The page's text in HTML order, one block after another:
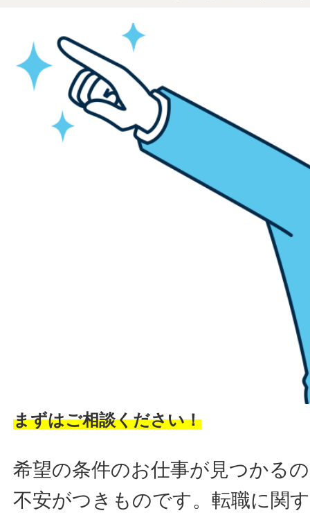
まずはご相談ください！
希望の条件のお仕事が見つかる
不安がつきものです。転職に関